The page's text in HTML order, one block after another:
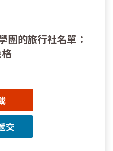
團的旅行社名單：
交